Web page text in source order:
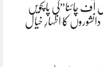
چائنا”کی پانچویں
کا اظہارِ خیال